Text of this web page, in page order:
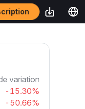
variation
-15.30%
-50.66%